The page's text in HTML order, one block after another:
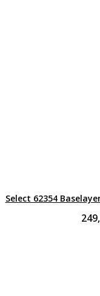
Select 62354